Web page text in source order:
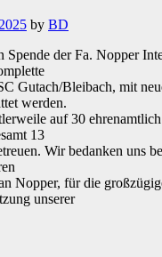
by BD
Spende der Fa. Nopper
Gutach/Bleibach, mit
werden.
auf 30
13
Wir bedanken uns
Nopper, für die
unserer